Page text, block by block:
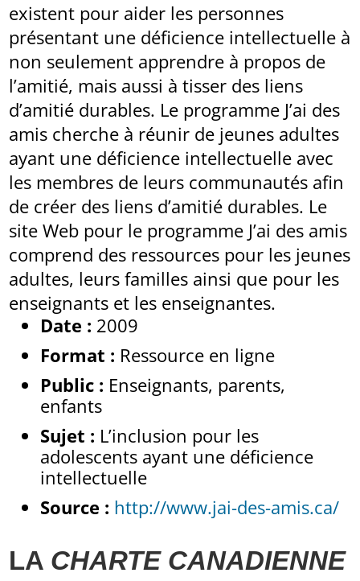
existent pour aider les personnes
présentant une déficience intellectuelle à
non seulement apprendre à propos de
l’amitié, mais aussi à tisser des liens
d’amitié durables. Le programme J’ai des
amis cherche à réunir de jeunes adultes
ayant une déficience intellectuelle avec
les membres de leurs communautés afin
de créer des liens d’amitié durables. Le
site Web pour le programme J’ai des amis
comprend des ressources pour les jeunes
adultes, leurs familles ainsi que pour les
enseignants et les enseignantes.
Date : 2009
Format : Ressource en ligne
Public : Enseignants, parents,
enfants
Sujet : L’inclusion pour les
adolescents ayant une déficience
intellectuelle
Source : http://www.jai-des-amis.ca/
LA CHARTE CANADIENNE